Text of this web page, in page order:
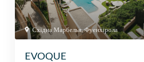
Східна Марбелья,Фуенхірола
EVOQUE